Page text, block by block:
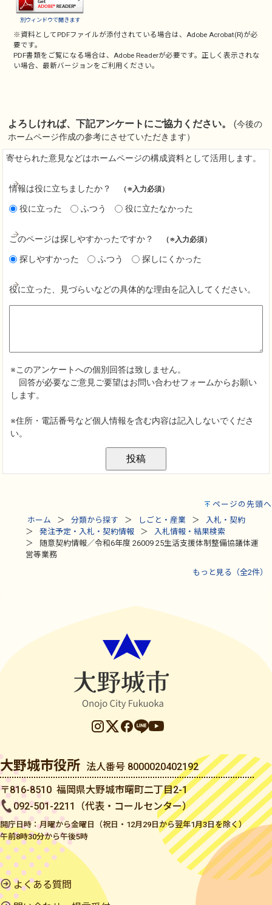
別ウィンドウで開きます
※資料としてPDFファイルが添付されている場合は、Adobe Acrobat(R)が必
要です。
PDF書類をご覧になる場合は、Adobe Readerが必要です。正しく表示されな
い場合、最新バージョンをご利用ください。
ページの先頭へ
ホーム
分類から探す しごと・産業
入札・契約
発注予定・入札・契約情報
入札情報・結果検索
随意契約情報／令和6年度 26009 25生活支援体制整備協議体運
営等業務
もっと見る（全2件）
大野城市役所 法人番号 8000020402192
〒816-8510 福岡県大野城市曙町二丁目2-1
092-501-2211（代表・コールセンター）
開庁日時：月曜から金曜日（祝日・12月29日から翌年1月3日を除く）
午前8時30分から午後5時
よくある質問